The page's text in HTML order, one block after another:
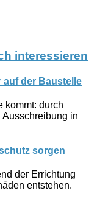
interessieren
auf der Baustelle
kommt: durch
in
sorgen
der Errichtung
entstehen.